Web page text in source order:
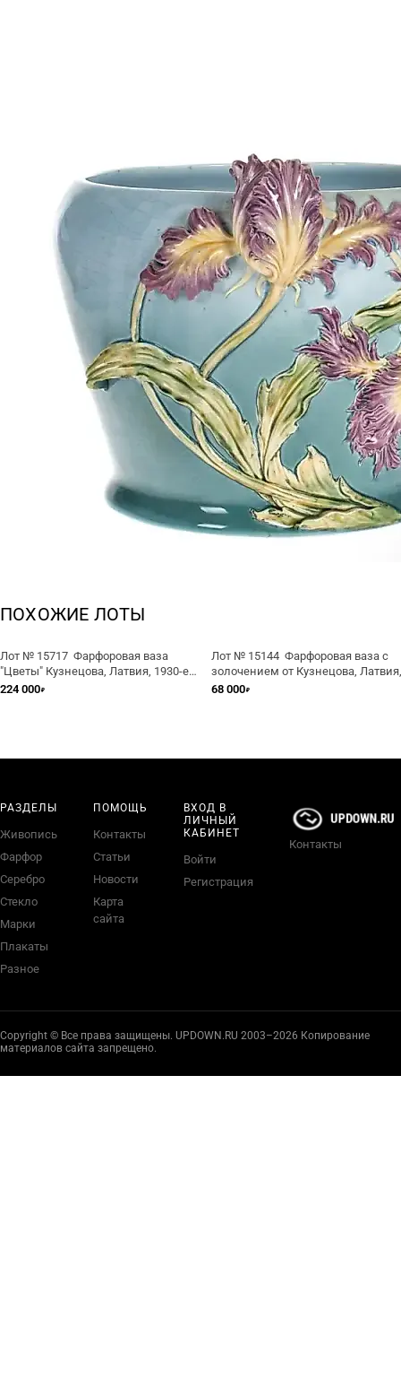
ПОХОЖИЕ ЛОТЫ
Лот № 15717 Фарфоровая ваза
"Цветы" Кузнецова, Латвия, 1930-е
годы
224 000₽
Лот № 15144 Фарфоровая ваза с
золочением от Кузнецова, Латвия,
1930-е годы.
68 000₽
РАЗДЕЛЫ
Живопись
Фарфор
Серебро
Стекло
Марки
Плакаты
Разное
ПОМОЩЬ
Контакты
Статьи
Новости
Карта
сайта
ВХОД В
ЛИЧНЫЙ
КАБИНЕТ
Войти
Регистрация
Контакты
Copyright © Все права защищены. UPDOWN.RU 2003–2026 Копирование
материалов сайта запрещено.